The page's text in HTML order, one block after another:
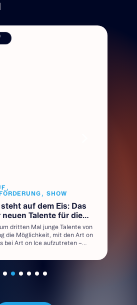
,
, SHOW
auf dem Eis: Das
Talente für die
2026
dritten Mal junge Talente von
die Möglichkeit, mit den Art on
bei Art on Ice aufzutreten –